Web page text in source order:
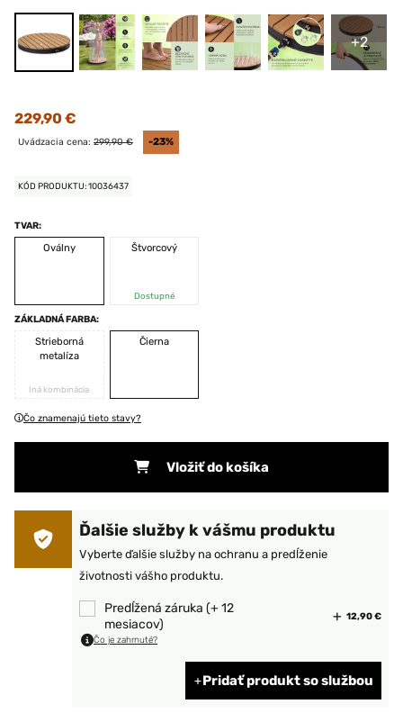
+2
229,90 €
Uvádzacia cena: 299,90 € -23%
KÓD PRODUKTU: 10036437
TVAR:
Oválny
Štvorcový
Dostupné
ZÁKLADNÁ FARBA:
Strieborná
metalíza
Iná kombinácia
Čierna
Čo znamenajú tieto stavy?
Vložiť do košíka
Ďalšie služby k vášmu produktu
Vyberte ďalšie služby na ochranu a predĺženie
životnosti vášho produktu.
Predĺžená záruka (+ 12
mesiacov)
12,90 €
Čo je zahrnuté?
Pridať produkt so službou